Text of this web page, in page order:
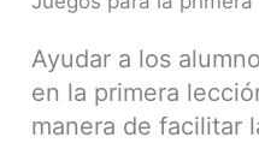
Ayudar a los
en la primera
manera de facilitar